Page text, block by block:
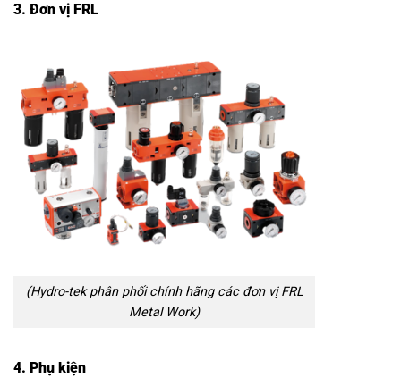
3. Đơn vị FRL
(Hydro-tek phân phối chính hãng các đơn vị FRL
Metal Work)
4. Phụ kiện